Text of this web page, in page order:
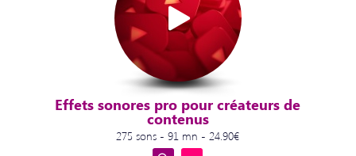
Effets sonores pro pour créateurs de
contenus
275 sons - 91 mn - 24.90€